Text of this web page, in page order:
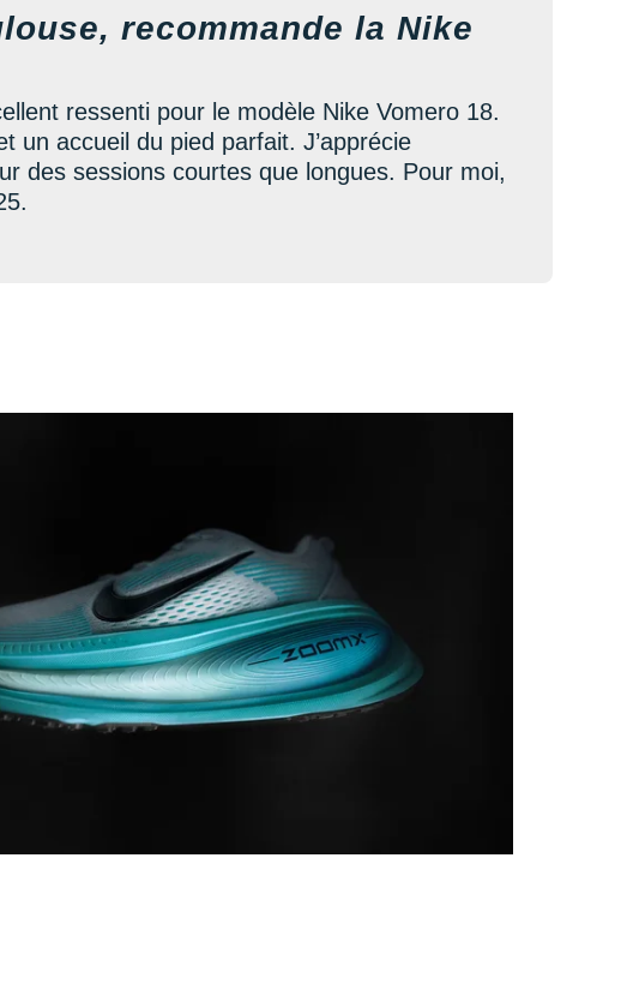
recommande la Nike
ressenti pour le modèle Nike Vomero 18.
un accueil du pied parfait. J’apprécie
des sessions courtes que longues. Pour moi,